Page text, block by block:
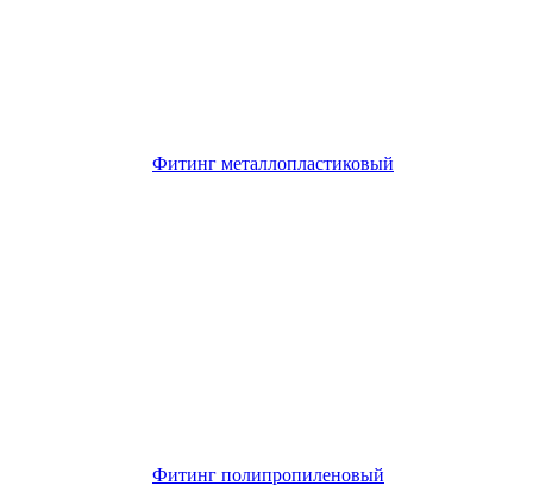
Фитинг металлопластиковый
Фитинг полипропиленовый